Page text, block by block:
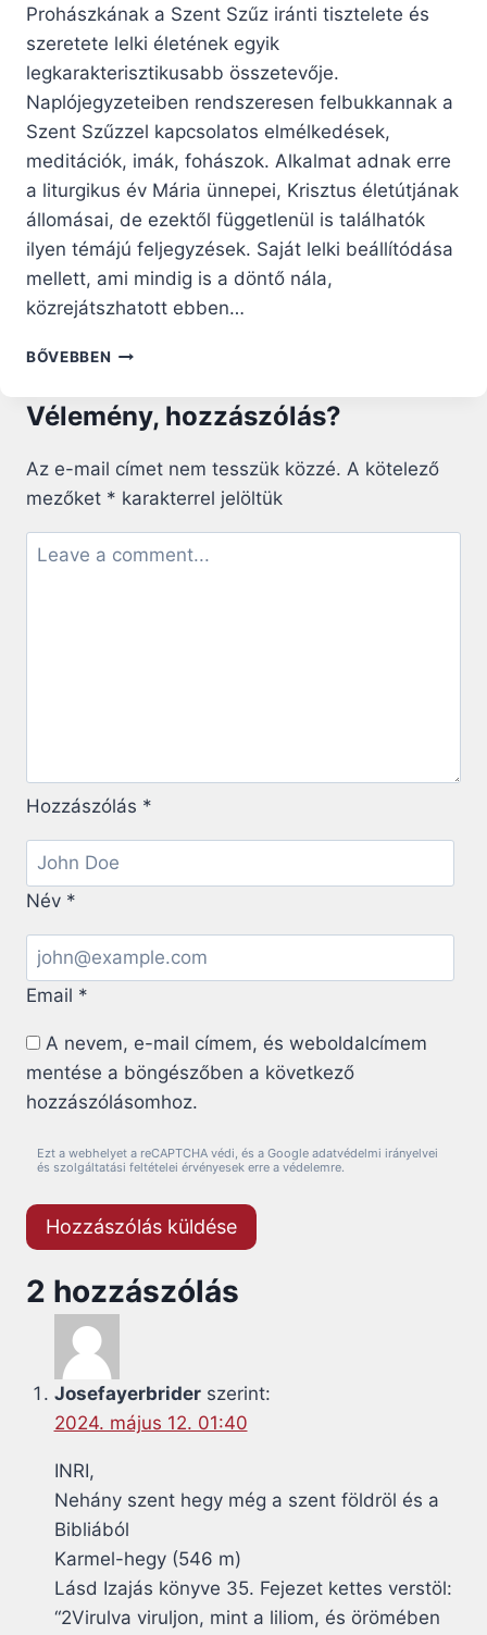
Prohászkának a Szent Szűz iránti tisztelete és
szeretete lelki életének egyik
legkarakterisztikusabb összetevője.
Naplójegyzeteiben rendszeresen felbukkannak a
Szent Szűzzel kapcsolatos elmélkedések,
meditációk, imák, fohászok. Alkalmat adnak erre
a liturgikus év Mária ünnepei, Krisztus életútjának
állomásai, de ezektől függetlenül is találhatók
ilyen témájú feljegyzések. Saját lelki beállítódása
mellett, ami mindig is a döntő nála,
közrejátszhatott ebben…
BŐVEBBEN „LITÁNIÁBA
KEDVESSÉGÉT”
PROHÁSZKA
OTTOKÁR
MÁRIA-
LITÁNIÁJA
Vélemény, hozzászólás?
Az e-mail címet nem tesszük közzé. A kötelező
mezőket * karakterrel jelöltük
Hozzászólás *
Név *
Email *
A nevem, e-mail címem, és weboldalcímem
mentése a böngészőben a következő
hozzászólásomhoz.
Ezt a webhelyet a reCAPTCHA védi, és a Google adatvédelmi irányelvei
és szolgáltatási feltételei érvényesek erre a védelemre.
2 hozzászólás
Josefayerbrider szerint:
2024. május 12. 01:40
INRI,
Nehány szent hegy még a szent földröl és a
Bibliából
Karmel-hegy (546 m)
Lásd Izajás könyve 35. Fejezet kettes verstöl:
“2Virulva viruljon, mint a liliom, és örömében